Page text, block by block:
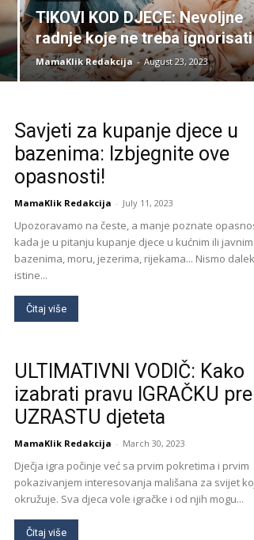
TIKOVI KOD DJECE: Nevoljne
radnje koje ne treba ignorisati
MamaKlik Redakcija - August 23, 2023
Savjeti za kupanje djece u
bazenima: Izbjegnite ove
opasnosti!
MamaKlik Redakcija - July 11, 2023
Upozoravamo na česte, a manje poznate
kada je u pitanju kupanje djece u kućnim ili javnim
bazenima, moru, jezerima, rijekama... Nismo
istine...
Čitaj više
ULTIMATIVNI VODIČ: Kako
izabrati pravu IGRAČKU
UZRASTU djeteta
MamaKlik Redakcija - March 30, 2023
Dječja igra počinje već sa prvim pokretima i prvim
pokazivanjem interesovanja mališana za svijet
okružuje. Sva djeca vole igračke i od njih mogu...
Čitaj više